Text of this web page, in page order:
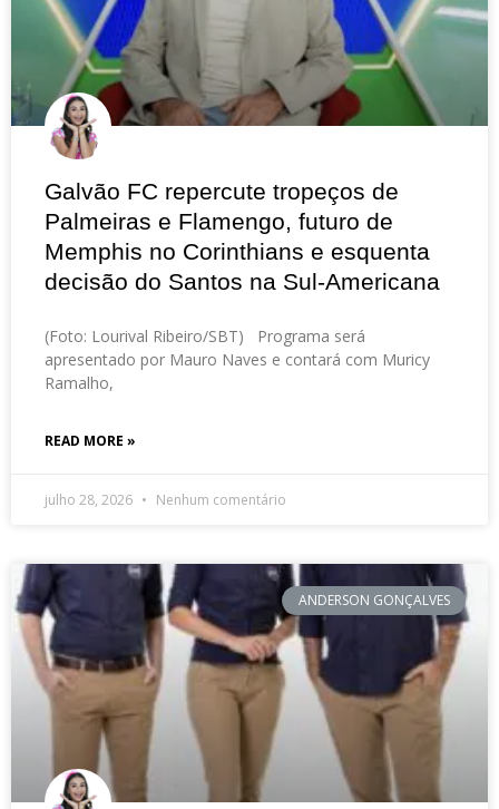
Galvão FC repercute tropeços de
Palmeiras e Flamengo, futuro de
Memphis no Corinthians e esquenta
decisão do Santos na Sul-Americana
(Foto: Lourival Ribeiro/SBT) Programa será
apresentado por Mauro Naves e contará com Muricy
Ramalho,
READ MORE »
julho 28, 2026 Nenhum comentário
ANDERSON GONÇALVES